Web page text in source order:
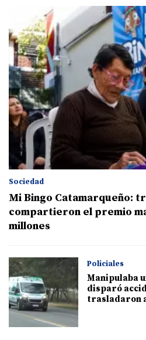
Sociedad
Mi Bingo Catamarqueño:
compartieron el premio
millones
Policiales
Manipulaba
disparó
trasladaron